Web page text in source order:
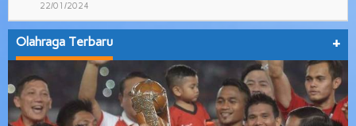
22/01/2024
Olahraga Terbaru +